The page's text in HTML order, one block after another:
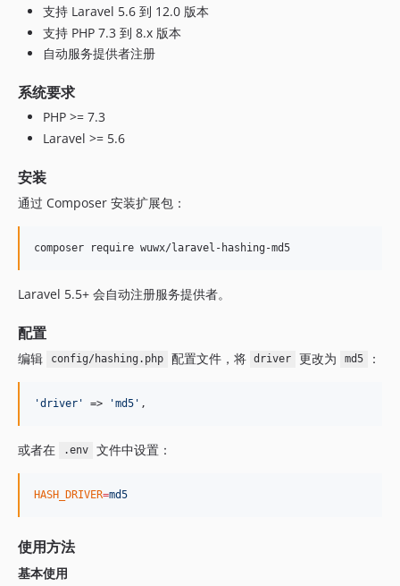
支持 Laravel 5.6 到 12.0 版本
支持 PHP 7.3 到 8.x 版本
自动服务提供者注册
系统要求
PHP >= 7.3
Laravel >= 5.6
安装
通过 Composer 安装扩展包：
composer require wuwx/laravel-hashing-md5
Laravel 5.5+ 会自动注册服务提供者。
配置
编辑 config/hashing.php 配置文件，将 driver 更改为 md5 ：
'driver ' => 'md5 ' ,
或者在 .env 文件中设置：
HASH_DRIVER=md5
使用方法
基本使用